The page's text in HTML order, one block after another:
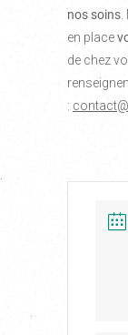
nos soins
en place
de chez
: